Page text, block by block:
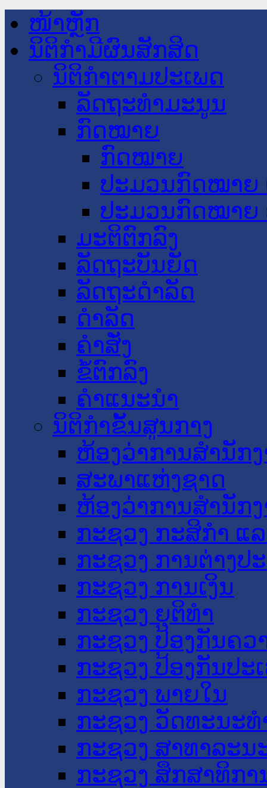
ໜ້າຫຼັກ
ນິຕິກໍາມີຜົນສັກສິດ
ນິຕິກໍາຕາມປະເພດ
ລັດຖະທໍາມະນູນ
ກົດໝາຍ
ກົດໝາຍ
ປະມວນກົດໝາຍ
ປະມວນກົດໝາຍ
ມະຕິຕົກລົງ
ລັດຖະບັນຍັດ
ລັດຖະດໍາລັດ
ດໍາລັດ
ຄໍາສັ່ງ
ຂໍ້ຕົກລົງ
ຄໍາແນະນໍາ
ນິຕິກໍາຂັ້ນສູນກາງ
ຫ້ອງວ່າການສໍານັກ
ສະພາແຫ່ງຊາດ
ຫ້ອງວ່າການສຳນັກ
ກະຊວງ ກະສິກຳ ແ
ກະຊວງ ການຕ່າງປ
ກະຊວງ ການເງິນ
ກະຊວງ ຍຸຕິທໍາ
ກະຊວງ ປ້ອງກັນຄວ
ກະຊວງ ປ້ອງກັນປະ
ກະຊວງ ພາຍໃນ
ກະຊວງ ວັດທະນະ
ກະຊວງ ສາທາລະນ
ກະຊວງ ສຶກສາທິກາ